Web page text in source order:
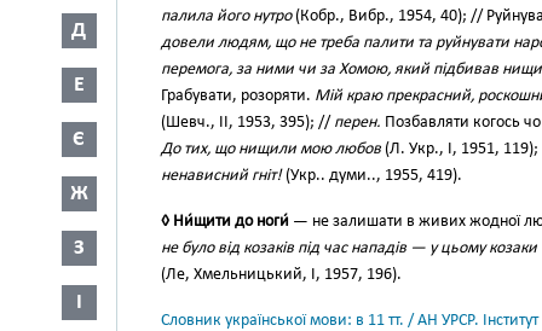
Д
Е
Є
Ж
З
І
палила його нутро(Кобр., Вибр., 1954, 40); //
довели людям, що не треба палити та руйнувати
перемога, за ними чи за Хомою, який підбивав
Грабувати, розоряти. Мій краю прекрасний,
(Шевч., II, 1953, 395); // перен. Позбавляти когось
До тих, що нищили мою любов (Л. Укр., І, 1951, 119);
ненависний гніт!(Укр.. думи.., 1955, 419).
◊ Ни́щити до ноги́ — не залишати в живих жодної
не було від козаків під час нападів — у цьому
(Ле, Хмельницький, І, 1957, 196).
Словник української мови: в 11 тт. / АН УРСР.